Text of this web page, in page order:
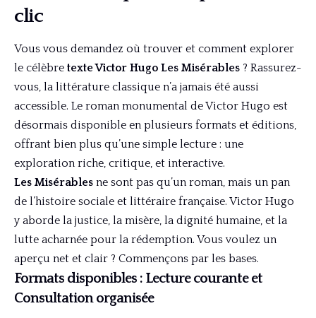
clic
Vous vous demandez où trouver et comment explorer
le célèbre texte Victor Hugo Les Misérables ? Rassurez-
vous, la littérature classique n’a jamais été aussi
accessible. Le roman monumental de Victor Hugo est
désormais disponible en plusieurs formats et éditions,
offrant bien plus qu’une simple lecture : une
exploration riche, critique, et interactive.
Les Misérables ne sont pas qu’un roman, mais un pan
de l’histoire sociale et littéraire française. Victor Hugo
y aborde la justice, la misère, la dignité humaine, et la
lutte acharnée pour la rédemption. Vous voulez un
aperçu net et clair ? Commençons par les bases.
Formats disponibles : Lecture courante et
Consultation organisée